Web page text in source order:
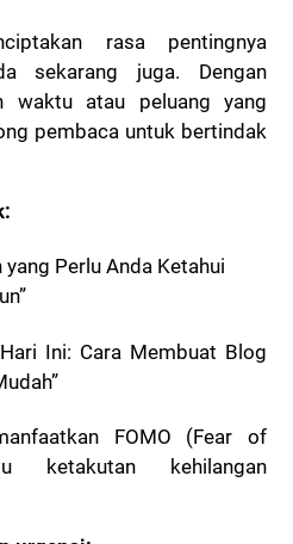
rasa pentingnya
sekarang juga. Dengan
waktu atau peluang yang
pembaca untuk bertindak
yang Perlu Anda Ketahui
Ini: Cara Membuat Blog
FOMO (Fear of
ketakutan kehilangan